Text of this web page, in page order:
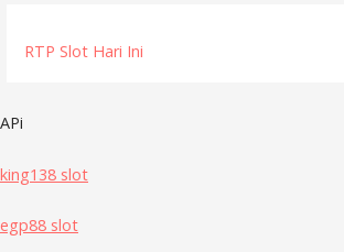
RTP Slot Hari Ini
APi
king138 slot
egp88 slot